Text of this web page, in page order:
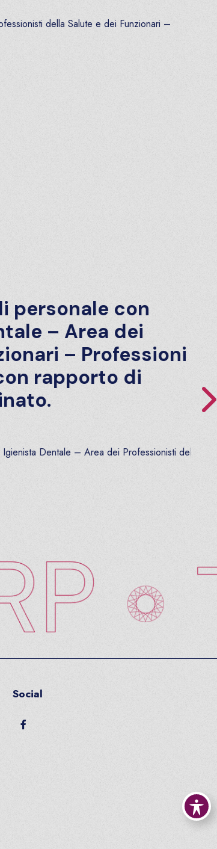
della Salute e dei Funzionari –
con
– Area dei
– Professioni
rapporto di
Dentale – Area dei Professionisti della
Social